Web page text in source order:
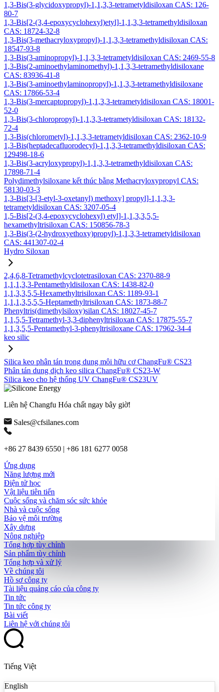
1,3-Bis(3-glycidoxypropyl)-1,1,3,3-tetrametyldisiloxan CAS: 126-
80-7
1,3-Bis[2-(3,4-epoxycyclohexyl)etyl]-1,1,3,3-tetramethyldisiloxan
CAS: 18724-32-8
1,3-Bis(3-methacryloxypropyl)-1,1,3,3-tetramethyldisiloxan CAS:
18547-93-8
1,3-Bis(3-aminopropyl)-1,1,3,3-tetrametyldisiloxan CAS: 2469-55-8
1,3-Bis(2-aminoethylaminomethyl)-1,1,3,3-tetramethyldisiloxane
CAS: 83936-41-8
1,3-Bis(3-aminoethylaminopropyl)-1,1,3,3-tetramethyldisiloxane
CAS: 17866-53-4
1,3-Bis(3-mercaptopropyl)-1,1,3,3-tetrametyldisiloxan CAS: 18001-
52-0
1,3-Bis(3-chloropropyl)-1,1,3,3-tetrametyldisiloxan CAS: 18132-
72-4
1,3-Bis(chlorometyl)-1,1,3,3-tetrametyldisiloxan CAS: 2362-10-9
1,3-Bis(heptadecafluorodecyl)-1,1,3,3-tetramethyldisiloxan CAS:
129498-18-6
1,3-Bis(3-acryloxypropyl)-1,1,3,3-tetramethyldisiloxan CAS:
17898-71-4
Polydimethylsiloxane kết thúc bằng Methacryloxypropyl CAS:
58130-03-3
1,3-Bis[3-[3-etyl-3-oxetanyl) methoxy] propyl]-1,1,3,3-
tetrametyldisiloxan CAS: 3207-05-4
1,5-Bis[2-(3,4-epoxycyclohexyl) etyl]-1,1,3,3,5,5-
hexamethyltrisiloxan CAS: 150856-78-3
1,3-Bis(3-(2-hydroxyethoxy)propyl)-1,1,3,3-tetrametyldisiloxan
CAS: 441307-02-4
Hydro Siloxan
2,4,6,8-Tetramethylcyclotetrasiloxan CAS: 2370-88-9
1,1,1,3,3-Pentamethyldisiloxan CAS: 1438-82-0
1,1,3,3,5,5-Hexamethyltrisiloxan CAS: 1189-93-1
1,1,1,3,5,5,5-Heptamethyltrisiloxan CAS: 1873-88-7
Phenyltris(dimethylsiloxy)silan CAS: 18027-45-7
1,1,5,5-Tetramethyl-3,3-diphenyltrisiloxan CAS: 17875-55-7
1,1,3,5,5-Pentamethyl-3-phenyltrisiloxane CAS: 17962-34-4
keo silic
Silica keo phân tán trong dung môi hữu cơ ChangFu® CS23
Phân tán dung dịch keo silica ChangFu® CS23-W
Silica keo cho hệ thống UV ChangFu® CS23UV
Liên hệ Changfu Hóa chất ngay bây giờ!
Sales@cfsilanes.com
+86 27 8439 6550 | +86 181 6277 0058
Ứng dụng
Năng lượng mới
Điện tử học
Vật liệu tiên tiến
Cuộc sống và chăm sóc sức khỏe
Nhà và cuộc sống
Bảo vệ môi trường
Xây dựng
Nông nghiệp
Tổng hợp tùy chỉnh
Sản phẩm tùy chỉnh
Tổng hợp và xử lý
Về chúng tôi
Hồ sơ công ty
Tài liệu quảng cáo của công ty
Tin tức
Tin tức công ty
Bài viết
Liên hệ với chúng tôi
Tiếng Việt
English